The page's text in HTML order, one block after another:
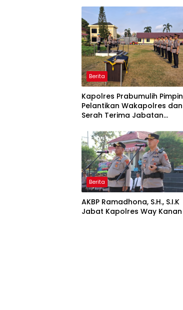
Berita
Kapolres Prabumulih Pimpin
Pelantikan Wakapolres dan
Serah Terima Jabatan
Berita
AKBP Ramadhona, S.H., S.I.K
Jabat Kapolres Way Kanan